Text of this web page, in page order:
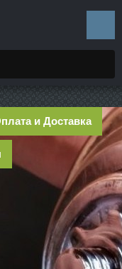
и Доставка